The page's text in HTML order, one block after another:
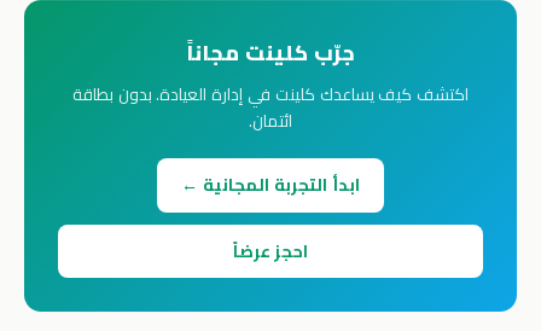
جرّب كلينت مجاناً
اكتشف كيف يساعدك كلينت في إدارة العيادة. بدون بطاقة
ائتمان.
ابدأ التجربة المجانية ←
احجز عرضاً